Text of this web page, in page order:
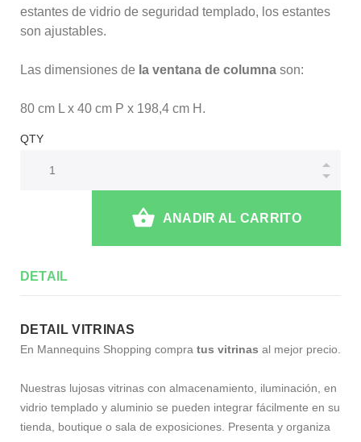
estantes de vidrio de seguridad templado, los estantes
son ajustables.
Las dimensiones de la ventana de columna son:
80 cm L x 40 cm P x 198,4 cm H.
QTY
ANADIR AL CARRITO
DETAIL
DETAIL VITRINAS
En Mannequins Shopping compra tus vitrinas al mejor precio.
Nuestras lujosas vitrinas con almacenamiento, iluminación, en
vidrio templado y aluminio se pueden integrar fácilmente en su
tienda, boutique o sala de exposiciones. Presenta y organiza